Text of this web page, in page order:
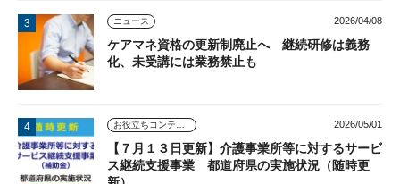
ニュース 2026/04/08
ケアマネ資格の更新制廃止へ 継続研修は義務
化、未受講には業務禁止も
お役立ちコンテンツ 2026/05/01
【７月１３日更新】介護事業所等に対するサービ
ス継続支援事業 都道府県の実施状況（随時更